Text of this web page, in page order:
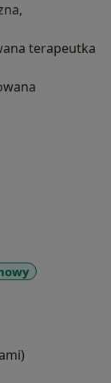
terapeutka
zadyszką,
przed i po
wyniku